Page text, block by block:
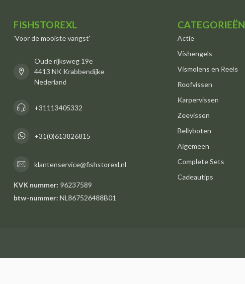
FISHSTOREXL
'Voor de mooiste vangst'
Oude rijksweg 19e
4413 NK Krabbendijke
Nederland
+31113405332
+31(0)613826815
klantenservice@fishstorexl.nl
KVK nummer: 96237589
btw-nummer: NL867526488B01
CATEGORIEËN
Actie
Vishengels
Vismolens en Reels
Roofvissen
Karpervissen
Zeevissen
Bellyboten
Algemeen
Complete Sets
Cadeautips